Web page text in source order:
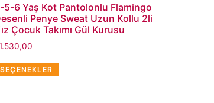
5-6 Yaş Kot Pantolonlu Flamingo
Penye Sweat Uzun Kollu 2li
Çocuk Takımı Gül Kurusu
SEÇENEKLER